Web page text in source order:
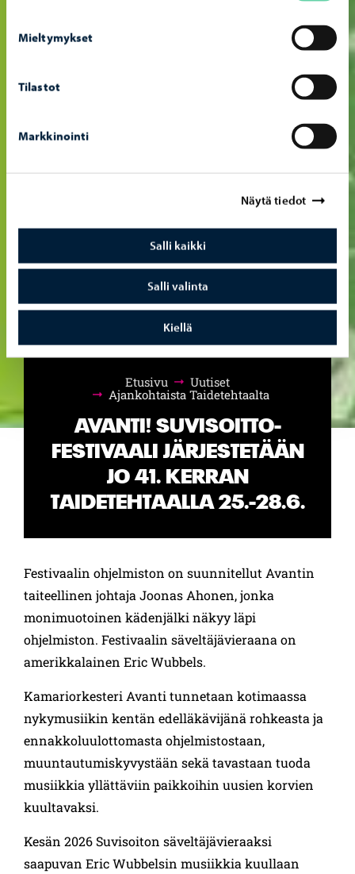
Mieltymykset
Tilastot
Markkinointi
Näytä tiedot
Salli kaikki
Salli valinta
Kiellä
Etusivu
Uutiset
Ajankohtaista Taidetehtaalta
AVANTI! SUVISOITTO-
FESTIVAALI JÄRJESTETÄÄN
JO 41. KERRAN
TAIDETEHTAALLA 25.-28.6.
Festivaalin ohjelmiston on suunnitellut Avantin
taiteellinen johtaja Joonas Ahonen, jonka
monimuotoinen kädenjälki näkyy läpi
ohjelmiston. Festivaalin säveltäjävieraana on
amerikkalainen Eric Wubbels.
Kamariorkesteri Avanti tunnetaan kotimaassa
nykymusiikin kentän edelläkävijänä rohkeasta ja
ennakkoluulottomasta ohjelmistostaan,
muuntautumiskyvystään sekä tavastaan tuoda
musiikkia yllättäviin paikkoihin uusien korvien
kuultavaksi.
Kesän 2026 Suvisoiton säveltäjävieraaksi
saapuvan Eric Wubbelsin musiikkia kuullaan